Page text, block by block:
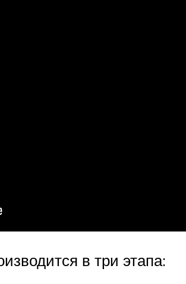
в три этапа: